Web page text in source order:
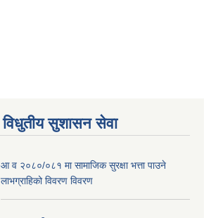
विधुतीय सुशासन सेवा
आ व २०८०/०८१ मा सामाजिक सुरक्षा भत्ता पाउने
लाभग्राहिको विवरण विवरण